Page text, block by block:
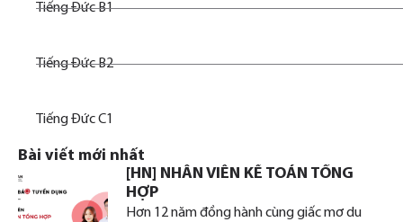
Tiếng Đức B1
Tiếng Đức B2
Tiếng Đức C1
Bài viết mới nhất
[HN] NHÂN VIÊN KẾ TOÁN TỔNG
HỢP
Hơn 12 năm đồng hành cùng giấc mơ du